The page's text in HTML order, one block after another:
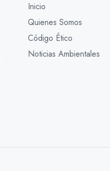
Inicio
Quienes Somos
Código Ético
Noticias Ambientales